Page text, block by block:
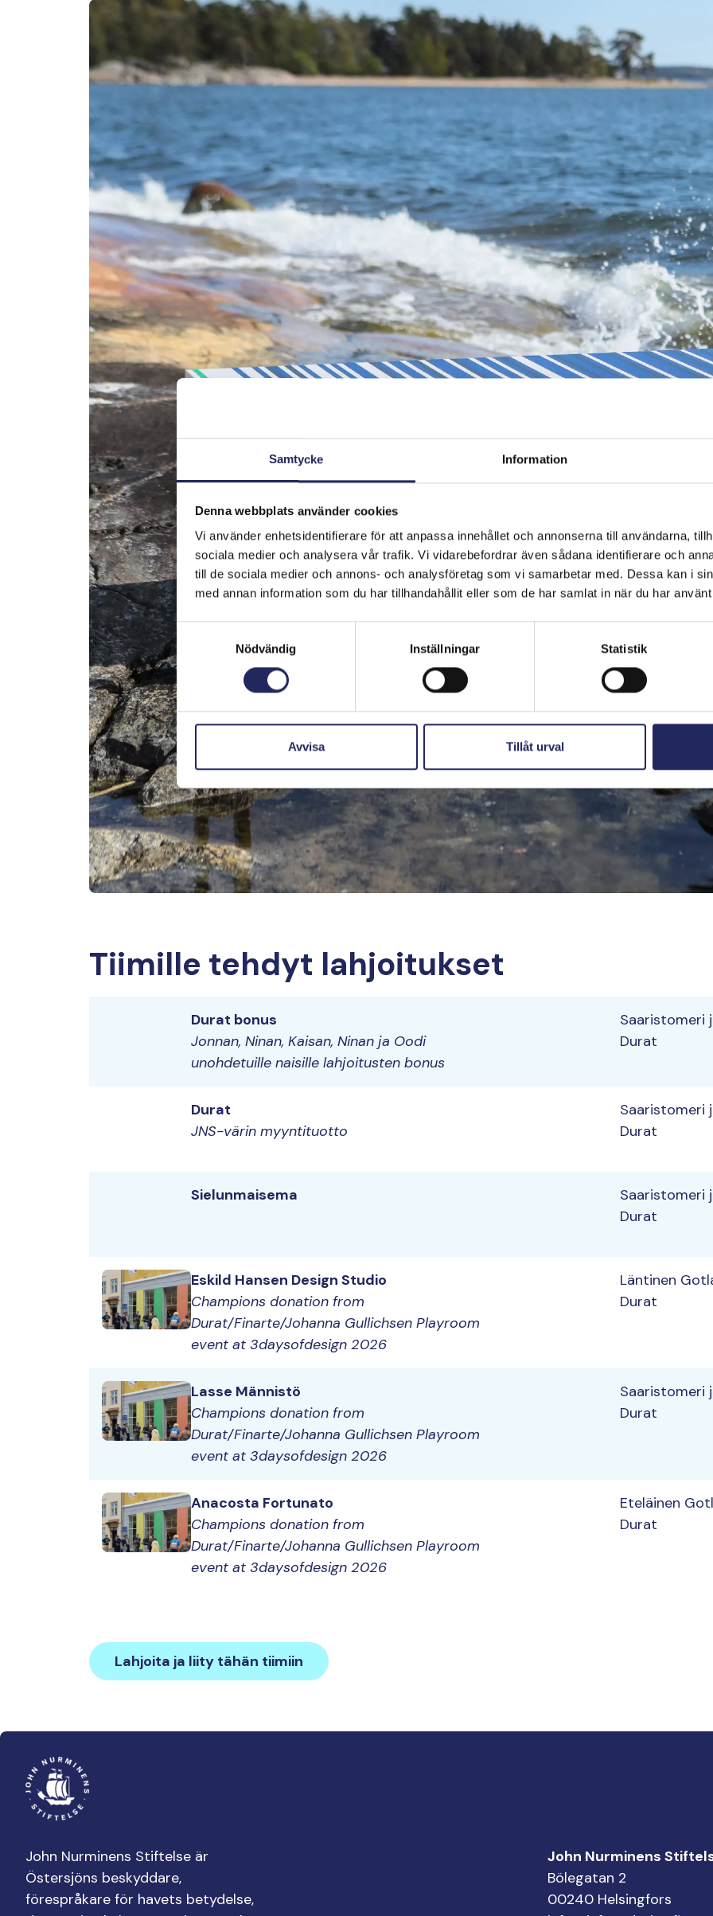
Samtycke Information
Denna webbplats använder cookies
Vi använder enhetsidentifierare för att anpassa innehållet och annonserna till användarna,
sociala medier och analysera vår trafik. Vi vidarebefordrar även sådana identifierare och
till de sociala medier och annons- och analysföretag som vi samarbetar med. Dessa kan i
med annan information som du har tillhandahållit eller som de har samlat in när du har
Nödvändig
Inställningar Statistik
Avvisa Tillåt urval
Tiimille tehdyt lahjoitukset
Durat bonus
Jonnan, Ninan, Kaisan, Ninan ja Oodi
unohdetuille naisille lahjoitusten bonus
Saaristomeri
Durat
Durat
JNS-värin myyntituotto
Saaristomeri
Durat
Sielunmaisema
Saaristomeri
Durat
Eskild Hansen Design Studio
Champions donation from
Durat/Finarte/Johanna Gullichsen Playroom
event at 3daysofdesign 2026
Läntinen
Durat
Lasse Männistö
Champions donation from
Durat/Finarte/Johanna Gullichsen Playroom
event at 3daysofdesign 2026
Saaristomeri
Durat
Anacosta Fortunato
Champions donation from
Durat/Finarte/Johanna Gullichsen Playroom
event at 3daysofdesign 2026
Eteläinen
Durat
Lahjoita ja liity tähän tiimiin
John Nurminens Stiftelse är
Östersjöns beskyddare,
förespråkare för havets betydelse,
John Nurminens
Bölegatan 2
00240 Helsingfors